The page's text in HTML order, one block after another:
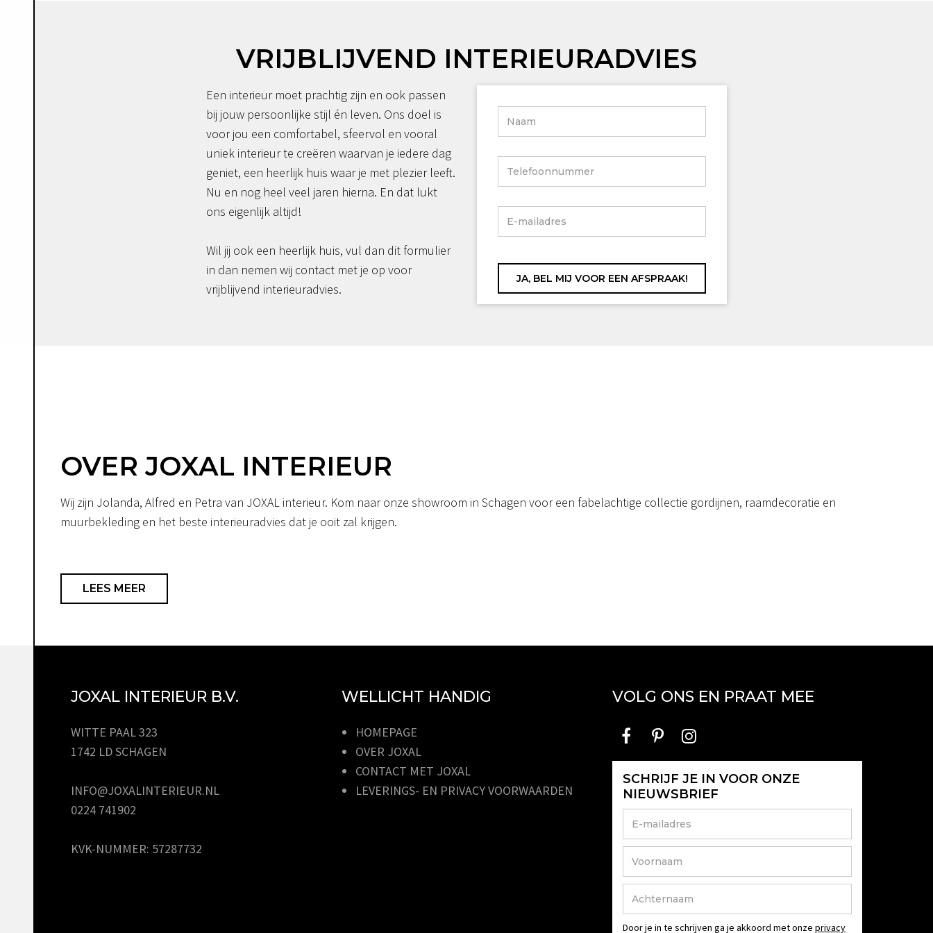
VRIJBLIJVEND INTERIEURADVIES
Een interieur moet prachtig zijn en ook passen
bij jouw persoonlijke stijl én leven. Ons doel is
voor jou een comfortabel, sfeervol en vooral
uniek interieur te creëren waarvan je iedere dag
geniet, een heerlijk huis waar je met plezier leeft.
Nu en nog heel veel jaren hierna. En dat lukt
ons eigenlijk altijd!
Wil jij ook een heerlijk huis, vul dan dit formulier
in dan nemen wij contact met je op voor
vrijblijvend interieuradvies.
OVER JOXAL INTERIEUR
Wij zijn Jolanda, Alfred en Petra van JOXAL interieur. Kom naar onze showroom in Schagen voor een fabelachtige collectie gordijnen, raamdecoratie en
muurbekleding en het beste interieuradvies dat je ooit zal krijgen.
LEES MEER
JOXAL INTERIEUR B.V.
WITTE PAAL 323
1742 LD SCHAGEN
INFO@JOXALINTERIEUR.NL
0224 741902
KVK-NUMMER: 57287732
WELLICHT HANDIG
HOMEPAGE
OVER JOXAL
CONTACT MET JOXAL
LEVERINGS- EN PRIVACY VOORWAARDEN
VOLG ONS EN PRAAT MEE
SCHRIJF JE IN VOOR ONZE
NIEUWSBRIEF
Door je in te schrijven ga je akkoord met onze privacy